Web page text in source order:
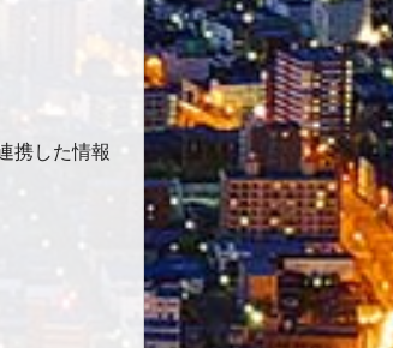
携した情報